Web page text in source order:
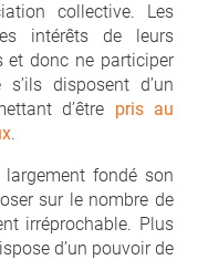
collective. Les
intérêts de leurs
et donc ne participer
disposent d’un
d’être pris au
.
fondé son
sur le nombre de
irréprochable. Plus
d’un pouvoir de